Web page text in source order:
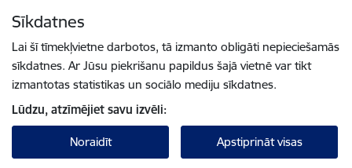
Sīkdatnes
Lai šī tīmekļvietne darbotos, tā izmanto obligāti nepieciešamās
sīkdatnes. Ar Jūsu piekrišanu papildus šajā vietnē var tikt
izmantotas statistikas un sociālo mediju sīkdatnes.
Lūdzu, atzīmējiet savu izvēli:
Noraidīt Apstiprināt visas